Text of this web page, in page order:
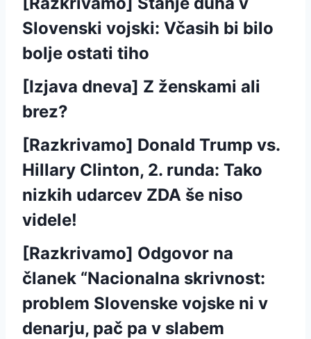
Slovenski vojski: Včasih bi bilo
bolje ostati tiho
[Izjava dneva] Z ženskami ali
brez?
[Razkrivamo] Donald Trump vs.
Hillary Clinton, 2. runda: Tako
nizkih udarcev ZDA še niso
videle!
[Razkrivamo] Odgovor na
članek “Nacionalna skrivnost:
problem Slovenske vojske ni v
denarju, pač pa v slabem